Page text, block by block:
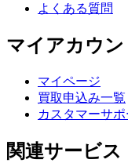
よくある質問
マイアカウン
マイページ
買取申込み一覧
カスタマーサ
関連サービス